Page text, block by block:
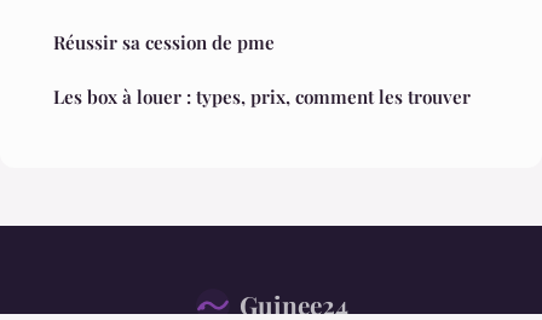
Réussir sa cession de pme
Les box à louer : types, prix, comment les trouver
Guinee24